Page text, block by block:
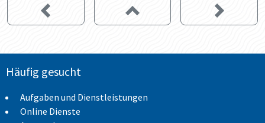
Häufig gesucht
Aufgaben und Dienstleistungen
Online Dienste